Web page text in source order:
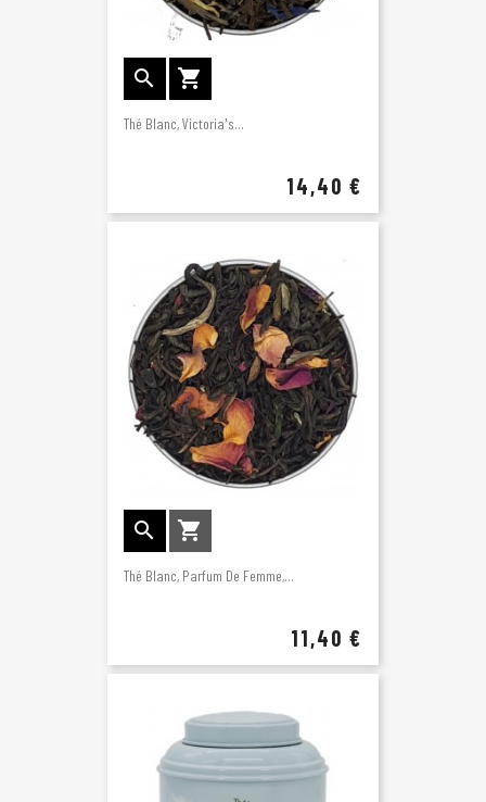
 
Thé Blanc, Victoria's...
14,40 €
 
Thé Blanc, Parfum De Femme,...
11,40 €